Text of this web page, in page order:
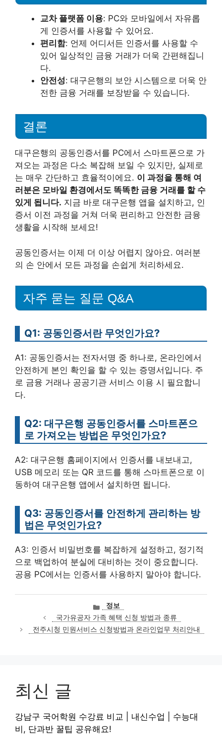
교차 플랫폼 이용: PC와 모바일에서 자유롭
게 인증서를 사용할 수 있어요.
편리함: 언제 어디서든 인증서를 사용할 수
있어 일상적인 금융 거래가 더욱 간편해집니
다.
안전성: 대구은행의 보안 시스템으로 더욱 안
전한 금융 거래를 보장받을 수 있습니다.
결론
대구은행의 공동인증서를 PC에서 스마트폰으로 가
져오는 과정은 다소 복잡해 보일 수 있지만, 실제로
는 매우 간단하고 효율적이에요. 이 과정을 통해 여
러분은 모바일 환경에서도 똑똑한 금융 거래를 할 수
있게 됩니다. 지금 바로 대구은행 앱을 설치하고, 인
증서 이전 과정을 거쳐 더욱 편리하고 안전한 금융
생활을 시작해 보세요!
공동인증서는 이제 더 이상 어렵지 않아요. 여러분
의 손 안에서 모든 과정을 손쉽게 처리하세요.
자주 묻는 질문 Q&A
Q1: 공동인증서란 무엇인가요?
A1: 공동인증서는 전자서명 중 하나로, 온라인에서
안전하게 본인 확인을 할 수 있는 증명서입니다. 주
로 금융 거래나 공공기관 서비스 이용 시 필요합니
다.
Q2: 대구은행 공동인증서를 스마트폰으
로 가져오는 방법은 무엇인가요?
A2: 대구은행 홈페이지에서 인증서를 내보내고,
USB 메모리 또는 QR 코드를 통해 스마트폰으로 이
동하여 대구은행 앱에서 설치하면 됩니다.
Q3: 공동인증서를 안전하게 관리하는 방
법은 무엇인가요?
A3: 인증서 비밀번호를 복잡하게 설정하고, 정기적
으로 백업하여 분실에 대비하는 것이 중요합니다.
공용 PC에서는 인증서를 사용하지 말아야 합니다.
카
테
고
리
정보
국가유공자 가족 혜택 신청 방법과 종류
전주시청 민원서비스 신청방법과 온라인업무 처리안내
최신 글
강남구 국어학원 수강료 비교 | 내신수업 | 수능대
비, 단과반 꿀팁 공유해요!